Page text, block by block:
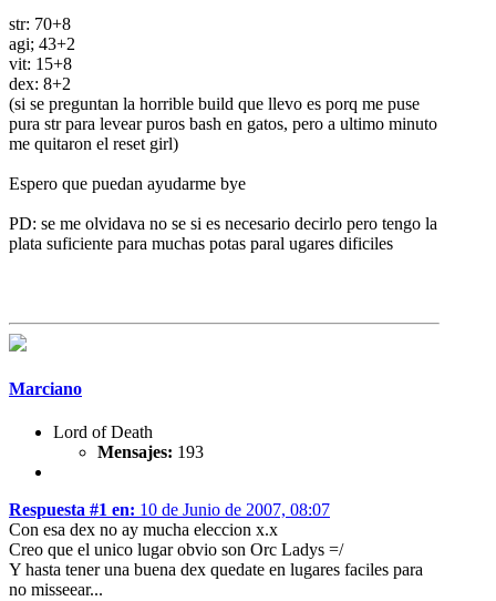
str: 70+8
agi; 43+2
vit: 15+8
dex: 8+2
(si se preguntan la horrible build que llevo es porq me puse
pura str para levear puros bash en gatos, pero a ultimo minuto
me quitaron el reset girl)
Espero que puedan ayudarme bye
PD: se me olvidava no se si es necesario decirlo pero tengo la
plata suficiente para muchas potas paral ugares dificiles
Marciano
Lord of Death
Mensajes: 193
Respuesta #1 en: 10 de Junio de 2007, 08:07
Con esa dex no ay mucha eleccion x.x
Creo que el unico lugar obvio son Orc Ladys =/
Y hasta tener una buena dex quedate en lugares faciles para
no misseear...